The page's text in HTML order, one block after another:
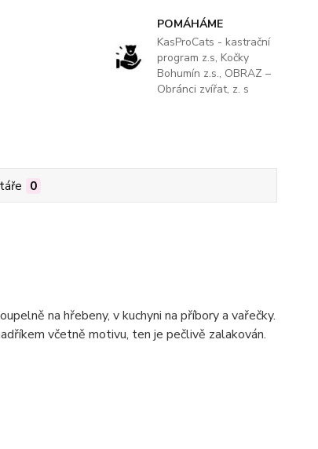
POMÁHÁME
KasProCats - kastrační
program z.s, Kočky
Bohumín z.s., OBRAZ –
Obránci zvířat, z. s
0
na hřebeny, v kuchyni na příbory a vařečky.
včetně motivu, ten je pečlivě zalakován.